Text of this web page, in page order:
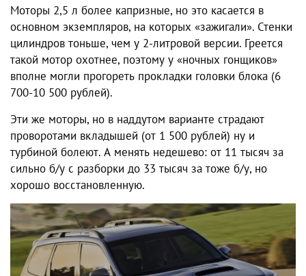
Моторы 2,5 л более капризные, но это касается в
основном экземпляров, на которых «зажигали». Стенки
цилиндров тоньше, чем у 2-литровой версии. Греется
такой мотор охотнее, поэтому у «ночных гонщиков»
вполне могли прогореть прокладки головки блока (6
700-10 500 рублей).
Эти же моторы, но в наддутом варианте страдают
проворотами вкладышей (от 1 500 рублей) ну и
турбиной болеют. А менять недешево: от 11 тысяч за
сильно б/у с разборки до 33 тысяч за тоже б/у, но
хорошо восстановленную.